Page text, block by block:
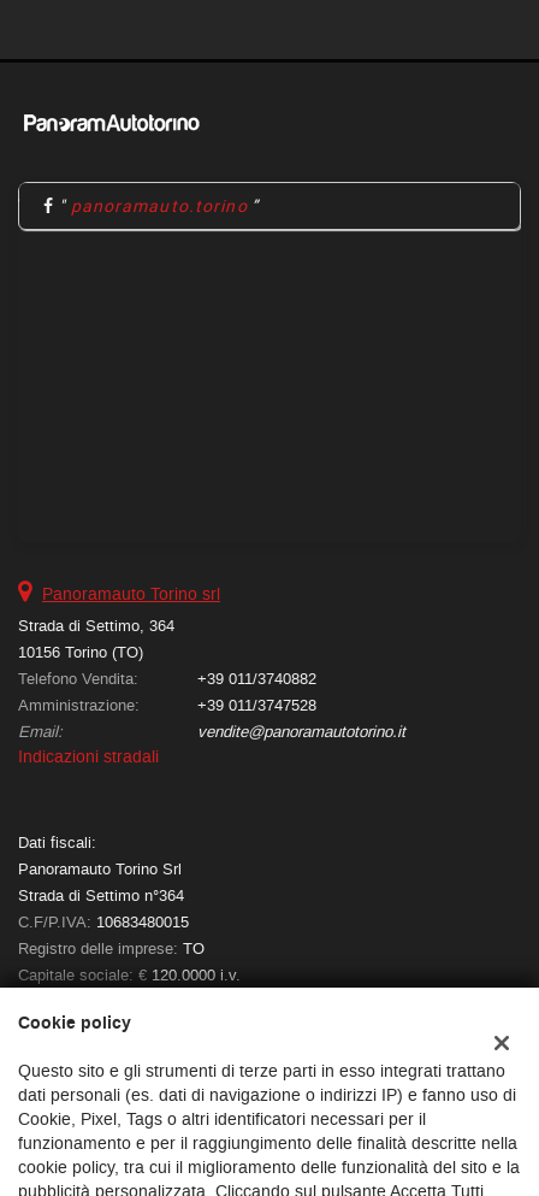
" panoramauto.torino
Panoramauto Torino srl
Strada di Settimo, 364
10156 Torino (TO)
Telefono Vendita:
+39 011/3740882
Amministrazione:
+39 011/3747528
Email:
vendite@panoramautotorino.it
Indicazioni stradali
Dati fiscali:
Panoramauto Torino Srl
Strada di Settimo n°364
C.F/P.IVA: 10683480015
Registro delle imprese: TO
Capitale sociale: € 120.0000 i.v.
Cookie policy
Questo sito e gli strumenti di terze parti in esso integrati trattano
dati personali (es. dati di navigazione o indirizzi IP) e fanno uso di
Cookie, Pixel, Tags o altri identificatori necessari per il
funzionamento e per il raggiungimento delle finalità descritte nella
cookie policy, tra cui il miglioramento delle funzionalità del sito e la